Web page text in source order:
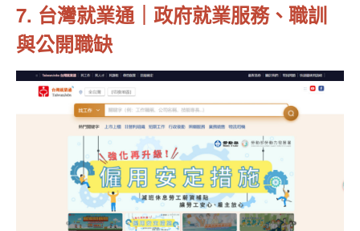
7. 台灣就業通｜政府就業服務、職訓
與公開職缺